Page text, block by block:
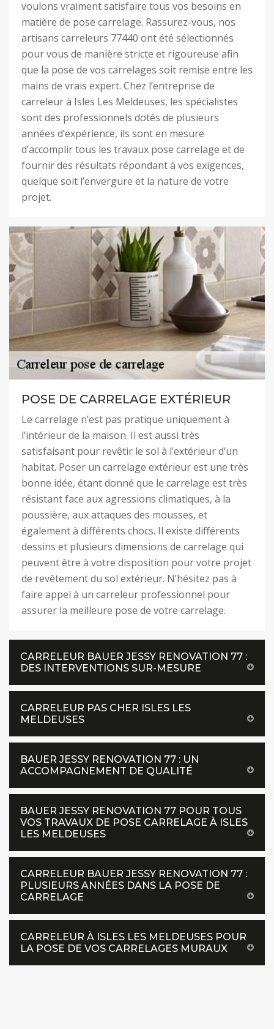
voulons vraiment satisfaire tous vos besoins en
matière de pose carrelage. Rassurez-vous, nos
artisans carreleurs 77440 ont été sélectionnés
pour vous de manière stricte et rigoureuse afin
que la pose de vos carrelages soit remise entre les
mains de vrais expert. Chez l’entreprise de
carreleur à Isles Les Meldeuses, les spécialistes
sont des professionnels dotés de plusieurs
années d’expérience, ils sont en mesure
d’accomplir tous les travaux pose carrelage et de
fournir des résultats répondant à vos exigences,
quelque soit l’envergure et la nature de votre
projet.
POSE DE CARRELAGE EXTÉRIEUR
Le carrelage n’est pas pratique uniquement à
l’intérieur de la maison. Il est aussi très
satisfaisant pour revêtir le sol à l’extérieur d’un
habitat. Poser un carrelage extérieur est une très
bonne idée, étant donné que le carrelage est très
résistant face aux agressions climatiques, à la
poussière, aux attaques des mousses, et
également à différents chocs. Il existe différents
dessins et plusieurs dimensions de carrelage qui
peuvent être à votre disposition pour votre projet
de revêtement du sol extérieur. N’hésitez pas à
faire appel à un carreleur professionnel pour
assurer la meilleure pose de votre carrelage.
CARRELEUR BAUER JESSY RENOVATION 77 :
DES INTERVENTIONS SUR-MESURE
CARRELEUR PAS CHER ISLES LES
MELDEUSES
BAUER JESSY RENOVATION 77 : UN
ACCOMPAGNEMENT DE QUALITÉ
BAUER JESSY RENOVATION 77 POUR TOUS
VOS TRAVAUX DE POSE CARRELAGE À ISLES
LES MELDEUSES
CARRELEUR BAUER JESSY RENOVATION 77 :
PLUSIEURS ANNÉES DANS LA POSE DE
CARRELAGE
CARRELEUR À ISLES LES MELDEUSES POUR
LA POSE DE VOS CARRELAGES MURAUX